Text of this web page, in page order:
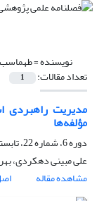
نویسنده =
تعداد مقالات: 1
مدیریت راهبردی
مؤلفه‌ها
دوره 6، شماره 22، تابستان 1392، صفحه
علی مبینی دهکردی،
مشاهده مقاله